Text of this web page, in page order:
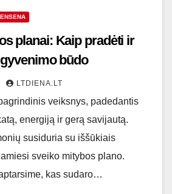
planai: Kaip pradėti ir
būdo
LTDIENA.LT
veiksnys, padedantis
energiją ir gerą savijautą.
susiduria su iššūkiais
sveiko mitybos plano.
kas sudaro…